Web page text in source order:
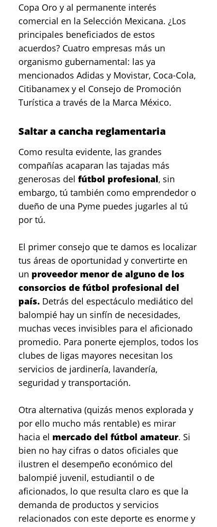
Copa Oro y al permanente interés
comercial en la Selección Mexicana. ¿Los
principales beneficiados de estos
acuerdos? Cuatro empresas más un
organismo gubernamental: las ya
mencionados Adidas y Movistar, Coca-Cola,
Citibanamex y el Consejo de Promoción
Turística a través de la Marca México.
Saltar a cancha reglamentaria
Como resulta evidente, las grandes
compañías acaparan las tajadas más
generosas del fútbol profesional, sin
embargo, tú también como emprendedor o
dueño de una Pyme puedes jugarles al tú
por tú.
El primer consejo que te damos es localizar
tus áreas de oportunidad y convertirte en
un proveedor menor de alguno de los
consorcios de fútbol profesional del
país. Detrás del espectáculo mediático del
balompié hay un sinfín de necesidades,
muchas veces invisibles para el aficionado
promedio. Para ponerte ejemplos, todos los
clubes de ligas mayores necesitan los
servicios de jardinería, lavandería,
seguridad y transportación.
Otra alternativa (quizás menos explorada y
por ello mucho más rentable) es mirar
hacia el mercado del fútbol amateur. Si
bien no hay cifras o datos oficiales que
ilustren el desempeño económico del
balompié juvenil, estudiantil o de
aficionados, lo que resulta claro es que la
demanda de productos y servicios
relacionados con este deporte es enorme y